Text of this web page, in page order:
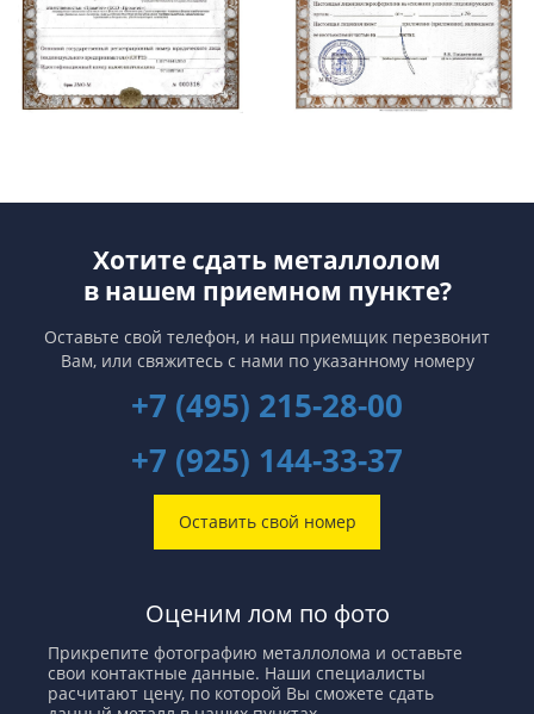
Хотите сдать металлолом
в нашем приемном пункте?
Оставьте свой телефон, и наш приемщик перезвонит
Вам, или свяжитесь с нами по указанному номеру
+7 (495) 215-28-00
+7 (925) 144-33-37
Оставить свой номер
Оценим лом по фото
Прикрепите фотографию металлолома и оставьте
свои контактные данные. Наши специалисты
расчитают цену, по которой Вы сможете сдать